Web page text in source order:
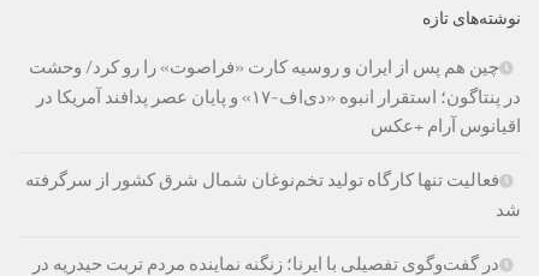
نوشته‌های تازه
چین هم پس از ایران و روسیه کارت «فراصوت» را رو کرد/ وحشت
در پنتاگون؛ استقرار انبوه «دی‌اف‑۱۷» و پایان عصر پدافند آمریکا در
اقیانوس آرام +عکس
فعالیت تنها کارگاه تولید تخم‌نوغان شمال شرق کشور از سرگرفته
شد
در گفت‌وگوی تفصیلی با ایرنا؛ زنگنه نماینده مردم تربت حیدریه در